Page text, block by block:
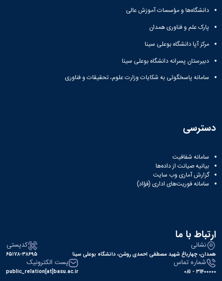
دانشگاه‌ها و مؤسسات آموزش عالی
پارک علم و فناوری همدان
مرکز آپا دانشگاه بوعلی سینا
دبیرستان پسرانه دانشگاه بوعلی سینا
سامانه پاسخگوئی به شکایات وزارت علوم، تحقیقات و فناوری
دسترسی
سامانه شفافیت
بیانیه صیانت از داده‌ها
گزارش آماری وب‌ سایت
سامانه فوریت‌های اداری (فؤاد)
ارتباط با ما
نشانی
همدان، چهارباغ شهید مصطفی احمدی روشن، دانشگاه بوعلی سینا
کدپستی
۶۵۱۷۸-۳۸۶۹۵
شماره تماس
31400000 - 081
پست الکترونیک
public_relation[at]basu.ac.ir